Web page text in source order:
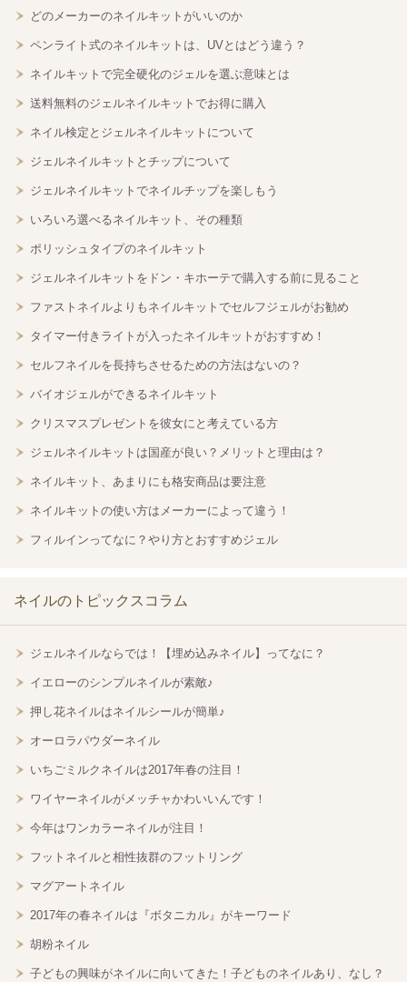
どのメーカーのネイルキットがいいのか
ペンライト式のネイルキットは、UVとはどう違う？
ネイルキットで完全硬化のジェルを選ぶ意味とは
送料無料のジェルネイルキットでお得に購入
ネイル検定とジェルネイルキットについて
ジェルネイルキットとチップについて
ジェルネイルキットでネイルチップを楽しもう
いろいろ選べるネイルキット、その種類
ポリッシュタイプのネイルキット
ジェルネイルキットをドン・キホーテで購入する前に見ること
ファストネイルよりもネイルキットでセルフジェルがお勧め
タイマー付きライトが入ったネイルキットがおすすめ！
セルフネイルを長持ちさせるための方法はないの？
バイオジェルができるネイルキット
クリスマスプレゼントを彼女にと考えている方
ジェルネイルキットは国産が良い？メリットと理由は？
ネイルキット、あまりにも格安商品は要注意
ネイルキットの使い方はメーカーによって違う！
フィルインってなに？やり方とおすすめジェル
ネイルのトピックスコラム
ジェルネイルならでは！【埋め込みネイル】ってなに？
イエローのシンプルネイルが素敵♪
押し花ネイルはネイルシールが簡単♪
オーロラパウダーネイル
いちごミルクネイルは2017年春の注目！
ワイヤーネイルがメッチャかわいいんです！
今年はワンカラーネイルが注目！
フットネイルと相性抜群のフットリング
マグアートネイル
2017年の春ネイルは『ボタニカル』がキーワード
胡粉ネイル
子どもの興味がネイルに向いてきた！子どものネイルあり、なし？